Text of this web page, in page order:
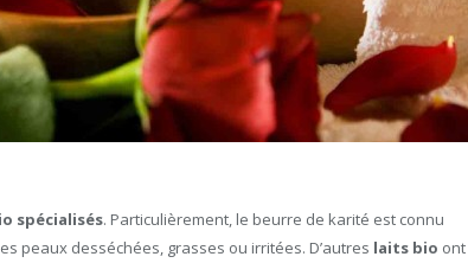
spécialisés. Particulièrement, le beurre de karité est connu
peaux desséchées, grasses ou irritées. D’autres laits bio ont